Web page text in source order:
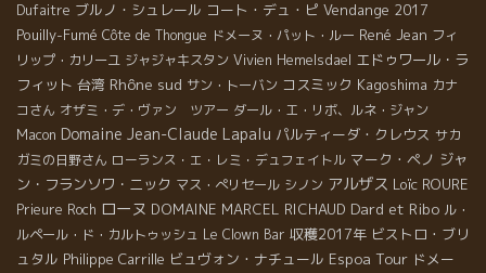
Dufaitre ブルノ・シュレール コート・デュ・ピ Vendange 2017
Pouilly-Fumé Côte de Thongue ドメーヌ・パット・ルー René Jean フィ
リップ・カリーユ ジャジャキスタン Vivien Hemelsdael エドゥワール・ラ
フィット 台湾 Rhône sud サン・トーバン コスミック Kagoshima カナ
コさん オザミ・デ・ヴァン ツアー ダール・エ・リボ、ルネ・ジャン
Macon Domaine Jean-Claude Lapalu パルティーダ・クレウス サカ
ガミの日野さん ローランス・エ・レミ・デュフェイトル マーク・ペノ ジャ
ン・フランソワ・ニック マス・ぺリセール シノン アルザス Loïc ROURE
Prieure Roch ローヌ DOMAINE MARCEL RICHAUD Dard et Ribo ル・
ルペール・ド・カルトゥッシュ Le Clown Bar 収穫2017年 ビストロ・ブリ
ュタル Philippe Carrille ビュヴォン・ナチュール Espoa Tour ドメー